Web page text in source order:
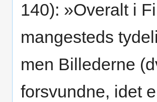
140): »Overalt i
mangesteds
men Billederne
forsvundne, idet